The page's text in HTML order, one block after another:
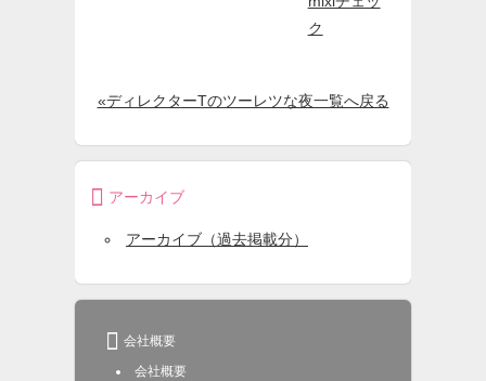
ク
«ディレクターTのツーレツな夜一覧へ戻る
 アーカイブ
アーカイブ（過去掲載分）
 会社概要
会社概要